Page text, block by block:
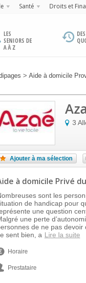
Santé Droits et
LES
SENIORS DE
A À Z
> Aide à domicile
3
Ajouter à ma sélection
à domicile Privé
sont les
de handicap pour
une question
une perte
de ne pas devoir
sent bien, a Lire la suite
Horaire
Prestataire